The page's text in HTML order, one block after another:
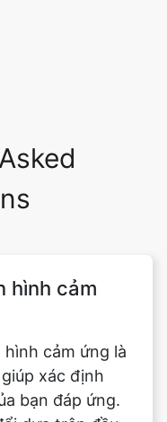
hình cảm
cảm ứng là
xác định
bạn đáp ứng.